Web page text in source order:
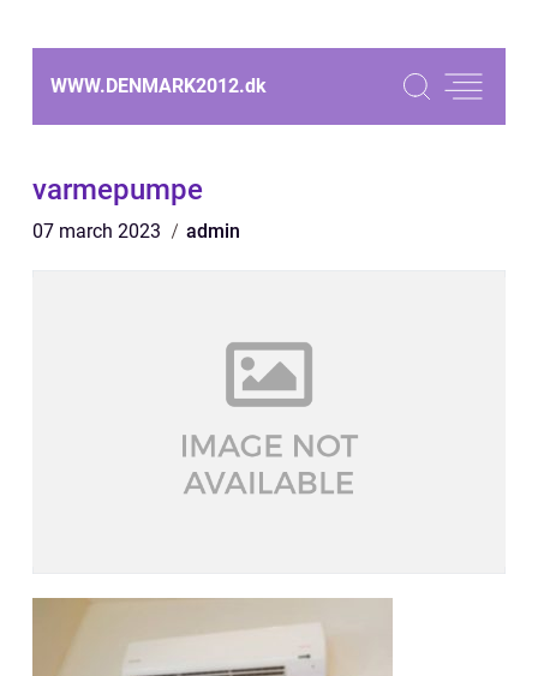
WWW.DENMARK2012.dk
varmepumpe
07 march 2023 admin